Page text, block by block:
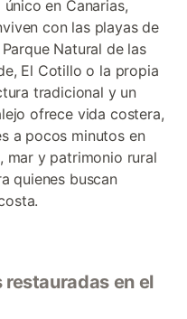
en Canarias,
con las playas de
Natural de las
El Cotillo o la propia
tradicional y un
ofrece vida costera,
a pocos minutos en
mar y patrimonio rural
quienes buscan
restauradas en el